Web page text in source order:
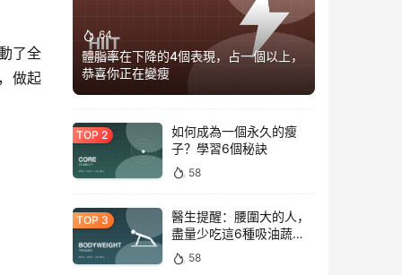
了全
做起
64
體脂率在下降的4個表現，占一個以上，
恭喜你正在變瘦
如何成為一個永久的瘦
子？學習6個秘訣
58
醫生提醒：腰圍大的人，
盡量少吃這6種吸油蔬
菜！58